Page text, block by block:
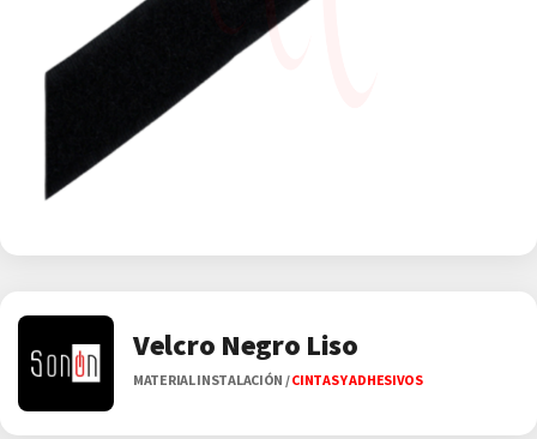
Velcro Negro Liso
MATERIAL INSTALACIÓN /CINTAS Y ADHESIVOS